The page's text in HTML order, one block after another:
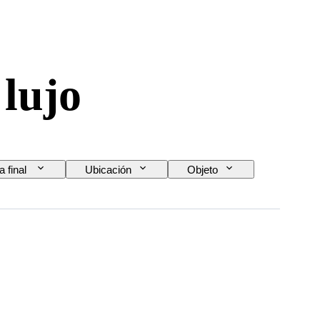
final Ubicación
Objeto